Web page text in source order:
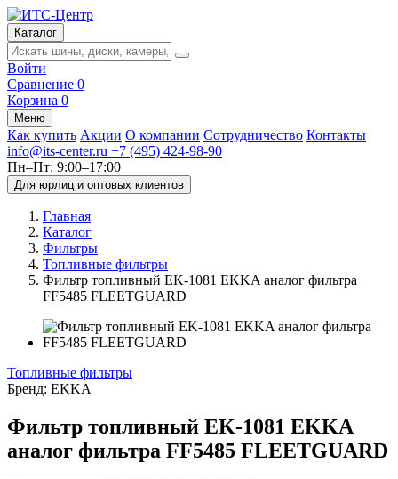
Каталог
Войти
Сравнение 0
Корзина 0
Меню
Как купить Акции О компании Сотрудничество Контакты
info@its-center.ru +7 (495) 424-98-90
Пн–Пт: 9:00–17:00
Для юрлиц и оптовых клиентов
Главная
Каталог
Фильтры
Топливные фильтры
Фильтр топливный EK-1081 EKKA аналог фильтра
FF5485 FLEETGUARD
Топливные фильтры
Бренд: EKKA
Фильтр топливный EK-1081 EKKA
аналог фильтра FF5485 FLEETGUARD